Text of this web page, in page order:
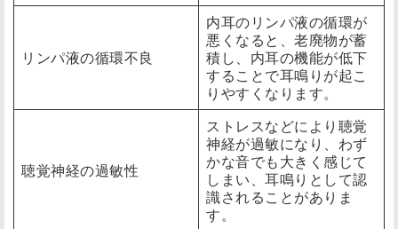
リンパ液の循環不良
内耳のリンパ液の循環が
悪くなると、老廃物が蓄
積し、内耳の機能が低下
することで耳鳴りが起こ
りやすくなります。
聴覚神経の過敏性
ストレスなどにより聴覚
神経が過敏になり、わず
かな音でも大きく感じて
しまい、耳鳴りとして認
識されることがありま
す。